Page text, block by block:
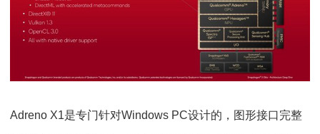
Adreno X1是专门针对Windows PC设计的，图形接口完整